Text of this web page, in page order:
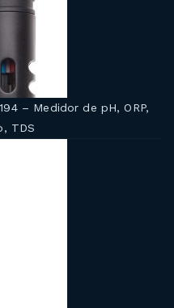
– Medidor de pH, ORP,
TDS